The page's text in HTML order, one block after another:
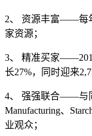
2、 资源丰富——每
家资源；
3、 精准买家
长27%，同时迎来
4、 强强联合——与
Manufacturing、
业观众；